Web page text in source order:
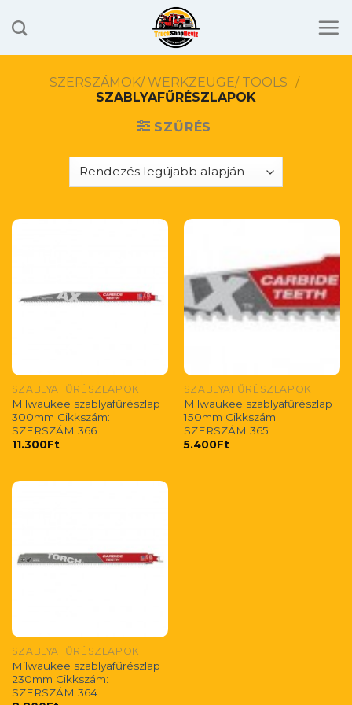
to
SZERSZÁMOK/ WERKZEUGE/ TOOLS /
SZABLYAFŰRÉSZLAPOK
SZŰRÉS
SZABLYAFŰRÉSZLAPOK
Milwaukee szablyafűrészlap
300mm Cikkszám:
SZERSZÁM 366
11.300Ft
SZABLYAFŰRÉSZLAPOK
Milwaukee szablyafűrészlap
150mm Cikkszám:
SZERSZÁM 365
5.400Ft
SZABLYAFŰRÉSZLAPOK
Milwaukee szablyafűrészlap
230mm Cikkszám:
SZERSZÁM 364